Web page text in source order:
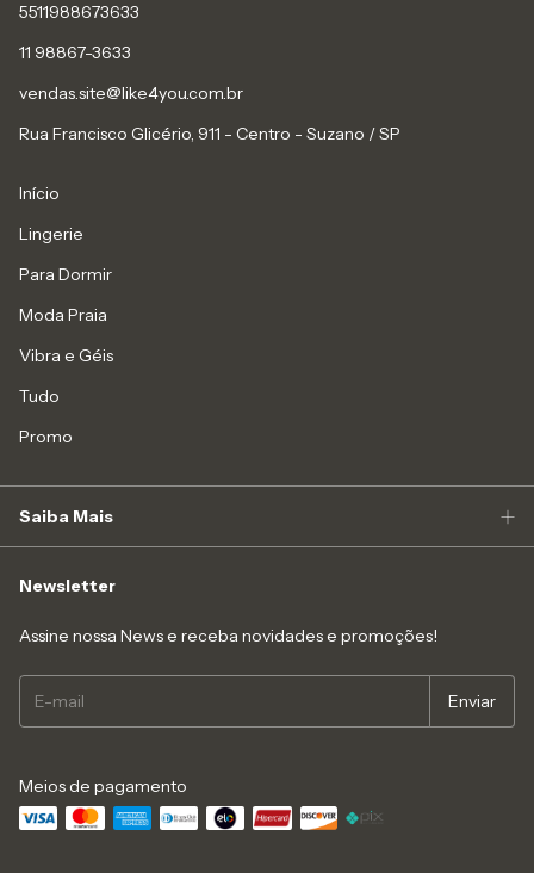
5511988673633
11 98867-3633
vendas.site@like4you.com.br
Rua Francisco Glicério, 911 - Centro - Suzano / SP
Início
Lingerie
Para Dormir
Moda Praia
Vibra e Géis
Tudo
Promo
Saiba Mais
Newsletter
Assine nossa News e receba novidades e promoções!
Meios de pagamento